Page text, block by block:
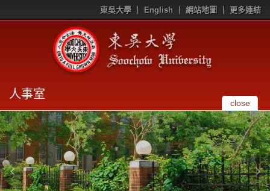
東吳大學 English 網站地圖 更多連結
人事室
close